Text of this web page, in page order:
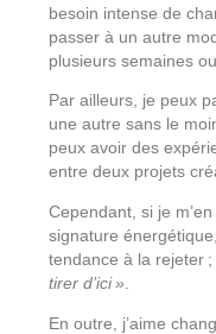
besoin intense de
passer à un autre
plusieurs semaines
Par ailleurs, je peux
une autre sans le
peux avoir des
entre deux projets
Cependant, si je
signature
tendance à la rejeter
tirer d’ici »
En outre, j’aime